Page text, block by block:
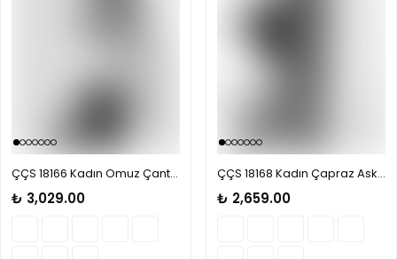
ÇÇS 18166 Kadın Omuz Çantası
₺ 3,029.00
ÇÇS 18168 Kadın Çapraz Askılı Çanta
₺ 2,659.00